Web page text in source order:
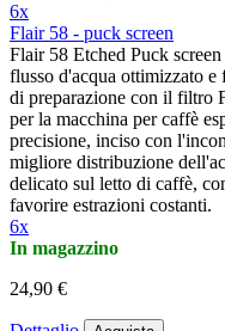
6x
Flair 58 - puck screen
Flair 58 Etched Puck
flusso d'acqua ottimizzato
di preparazione con il filtro
per la macchina per caffè
precisione, inciso con
migliore distribuzione
delicato sul letto di caffè,
favorire estrazioni costanti.
6x
In magazzino
24,90 €